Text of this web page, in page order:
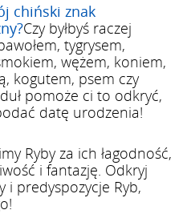
chiński znak
Czy byłbyś raczej
tygrysem,
wężem, koniem,
kogutem, psem czy
pomoże ci to odkryć,
datę urodzenia!
Ryby za ich łagodność,
i fantazję. Odkryj
i predyspozycje Ryb,